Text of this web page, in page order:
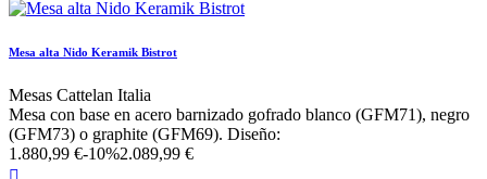
Mesa alta Nido Keramik Bistrot
Mesas Cattelan Italia
Mesa con base en acero barnizado gofrado blanco (GFM71), negro
(GFM73) o graphite (GFM69). Diseño:
1.880,99 €-10%2.089,99 €